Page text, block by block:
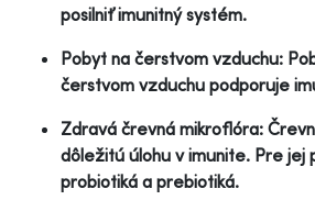
posilniť imunitný systém.
Pobyt na čerstvom vzduchu:
čerstvom vzduchu podporuje
Zdravá črevná mikroflóra:
dôležitú úlohu v imunite. Pre jej
probiotiká a prebiotiká.